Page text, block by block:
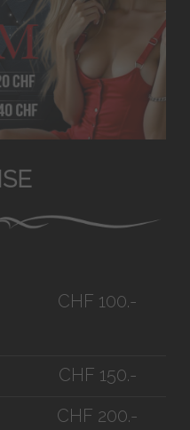
CHF 100.-
CHF 150.-
CHF 200.-